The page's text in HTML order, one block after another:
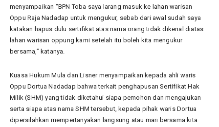
menyampaikan “BPN Toba saya larang masuk ke lahan warisan
Oppu Raja Nadadap untuk mengukur, sebab dari awal sudah saya
katakan hapus dulu sertifikat atas nama orang tidak dikenal diatas
lahan warisan oppung kami setelah itu boleh kita mengukur
bersama,” katanya.
Kuasa Hukum Mula dan Lisner menyampaikan kepada ahli waris
Oppu Dortua Nadadap bahwa terkait penghapusan Sertifikat Hak
Milik (SHM) yang tidak diketahui siapa pemohon dan mengajukan
serta siapa atas nama SHM tersebut, kepada pihak waris Dortua
dipersilahkan mempertanyakan langsung atau mari bersama kita